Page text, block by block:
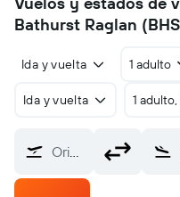
Bathurst Raglan
Ida y vuelta 1 adulto
Ida y vuelta 1
Origen